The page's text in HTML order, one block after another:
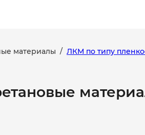
материалы / ЛКМ по типу